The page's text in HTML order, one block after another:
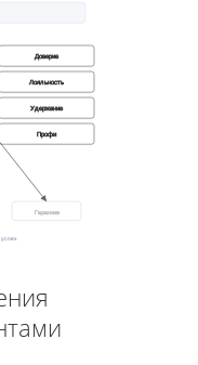
Доверие
Лояльность
Удержание
Профи
Гарантия